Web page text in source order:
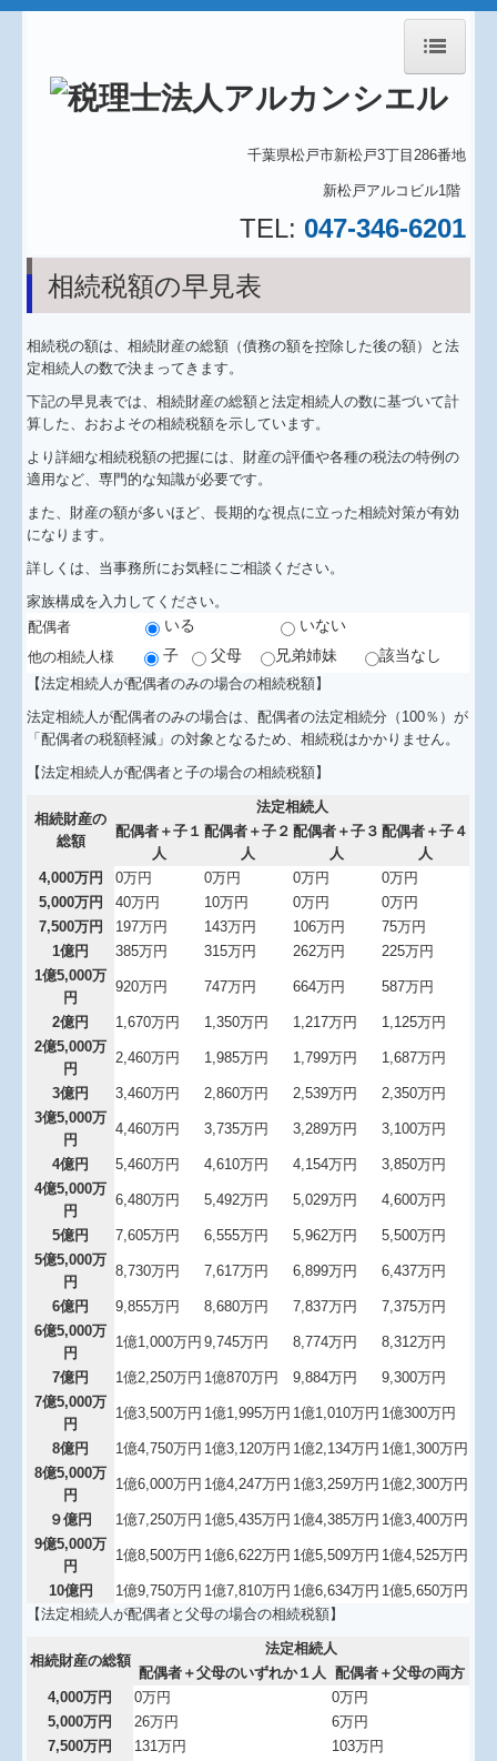
料金について
求人情報
お問合せ
リンク集
新型コロナ経営支援情報
関与先向け融資商品ご紹介
経営者お役立ち情報
早期経営改善計画の策定支援
経営改善計画策定支援事業
経営改善計画の策定支援
個人情報保護方針
千葉県松戸市新松戸3丁目286番地
新松戸アルコビル1階
TEL: 047-346-6201
相続税額の早見表
相続税の額は、相続財産の総額（債務の額を控除した後の額）と法
定相続人の数で決まってきます。
下記の早見表では、相続財産の総額と法定相続人の数に基づいて計
算した、おおよその相続税額を示しています。
より詳細な相続税額の把握には、財産の評価や各種の税法の特例の
適用など、専門的な知識が必要です。
また、財産の額が多いほど、長期的な視点に立った相続対策が有効
になります。
詳しくは、当事務所にお気軽にご相談ください。
家族構成を入力してください。
配偶者
いる いない
他の相続人様 子 父母 兄弟姉妹 該当なし
【法定相続人が配偶者のみの場合の相続税額】
法定相続人が配偶者のみの場合は、配偶者の法定相続分（100％）が
「配偶者の税額軽減」の対象となるため、相続税はかかりません。
【法定相続人が配偶者と子の場合の相続税額】
相続財産の
総額
法定相続人
配偶者＋子１
人
配偶者＋子２
人
配偶者＋子３
人
配偶者＋子４
人
4,000万円
0万円 0万円 0万円
0万円
5,000万円
40万円 10万円 0万円
0万円
7,500万円
197万円 143万円 106万円
75万円
1億円
385万円 315万円 262万円
225万円
1億5,000万
円
920万円 747万円 664万円 587万円
2億円 1,670万円 1,350万円 1,217万円
1,125万円
2億5,000万
円
2,460万円 1,985万円 1,799万円 1,687万円
3億円 3,460万円 2,860万円 2,539万円
2,350万円
3億5,000万
円
4,460万円 3,735万円 3,289万円 3,100万円
4億円 5,460万円 4,610万円 4,154万円
3,850万円
4億5,000万
円
6,480万円 5,492万円 5,029万円 4,600万円
5億円 7,605万円 6,555万円 5,962万円
5,500万円
5億5,000万
円
8,730万円 7,617万円 6,899万円 6,437万円
6億円 9,855万円 8,680万円 7,837万円
7,375万円
6億5,000万
円
1億1,000万円 9,745万円 8,774万円 8,312万円
7億円 1億2,250万円 1億870万円 9,884万円
9,300万円
7億5,000万
円
1億3,500万円 1億1,995万円 1億1,010万円 1億300万円
8億円 1億4,750万円 1億3,120万円 1億2,134万円 1億1,300万円
8億5,000万
円
1億6,000万円 1億4,247万円 1億3,259万円 1億2,300万円
９億円 1億7,250万円 1億5,435万円 1億4,385万円 1億3,400万円
9億5,000万
円
1億8,500万円 1億6,622万円 1億5,509万円 1億4,525万円
10億円 1億9,750万円 1億7,810万円 1億6,634万円 1億5,650万円
【法定相続人が配偶者と父母の場合の相続税額】
相続財産の総額
法定相続人
配偶者＋父母のいずれか１人
配偶者＋父母の両方
4,000万円
0万円
0万円
5,000万円
26万円
6万円
7,500万円
131万円
103万円